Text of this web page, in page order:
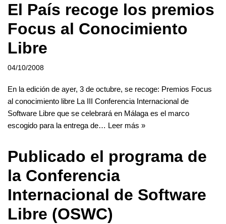
El País recoge los premios
Focus al Conocimiento
Libre
04/10/2008
En la edición de ayer, 3 de octubre, se recoge: Premios Focus
al conocimiento libre La III Conferencia Internacional de
Software Libre que se celebrará en Málaga es el marco
escogido para la entrega de… Leer más »
Publicado el programa de
la Conferencia
Internacional de Software
Libre (OSWC)